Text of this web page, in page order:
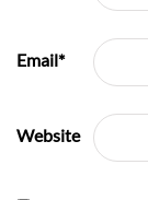
Email*
Website